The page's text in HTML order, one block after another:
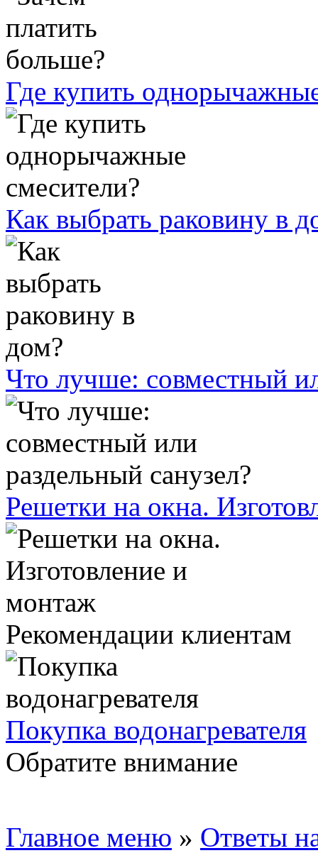
Где купить
Как выбрать раковину в
Что лучше: совместный
Решетки на окна.
Рекомендации клиентам
Покупка водонагревателя
Обратите внимание
Главное меню » Ответы